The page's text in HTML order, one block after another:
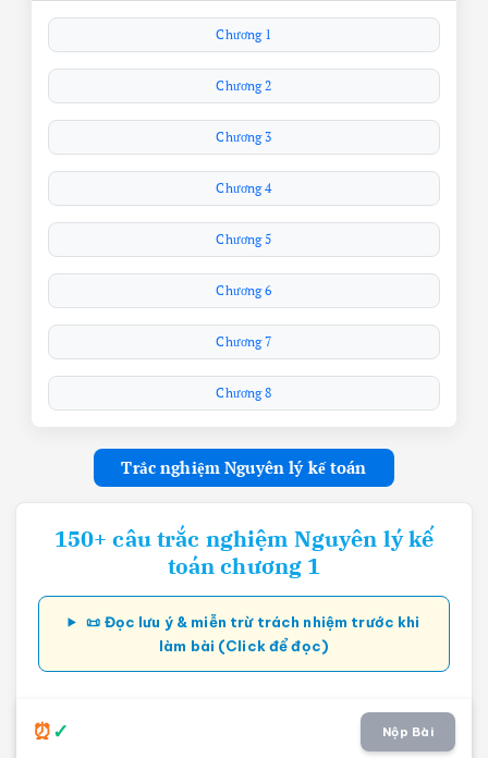
Chương 1
Chương 2
Chương 3
Chương 4
Chương 5
Chương 6
Chương 7
Chương 8
Trắc nghiệm Nguyên lý kế toán
150+ câu trắc nghiệm Nguyên lý kế
toán chương 1
📜 Đọc lưu ý & miễn trừ trách nhiệm trước khi
làm bài (Click để đọc)
Nộp Bài